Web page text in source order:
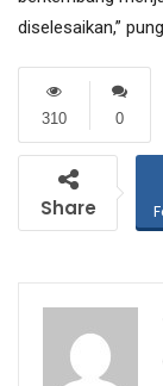
diselesaikan,”
0
310
Share